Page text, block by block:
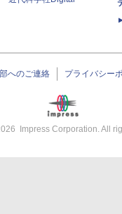
へのご連絡 プライバシー
Impress Corporation. All